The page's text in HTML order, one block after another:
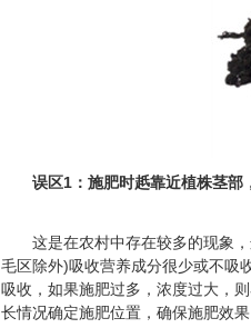
误区1：施肥时赿靠近植株茎部
这是在农村中存在较多的现象
毛区除外)吸收营养成分很少或不吸
吸收，如果施肥过多，浓度过大，
长情况确定施肥位置，确保施肥效